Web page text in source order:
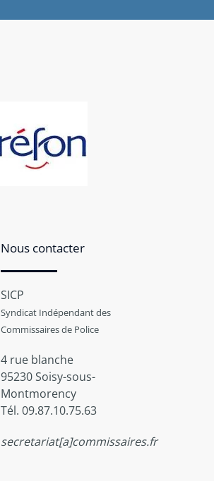
Nous contacter
SICP
Syndicat Indépendant des
Commissaires de Police
4 rue blanche
95230 Soisy-sous-
Montmorency
Tél. 09.87.10.75.63
secretariat[a]commissaires.fr